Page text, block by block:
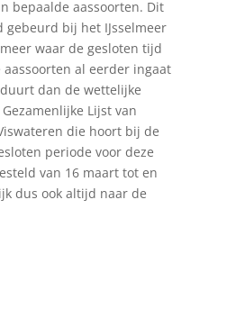
bepaalde aassoorten. Dit
gebeurd bij het IJsselmeer
waar de gesloten tijd
al eerder ingaat
dan de wettelijke
Lijst van
die hoort bij de
periode voor deze
van 16 maart tot en
dus ook altijd naar de